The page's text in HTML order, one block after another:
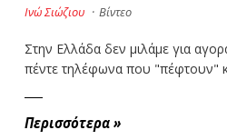
Ινώ Σιώζιου · Βίντεο
Στην Ελλάδα δεν μιλάμε για
πέντε τηλέφωνα που "πέφτουν"
Περισσότερα »